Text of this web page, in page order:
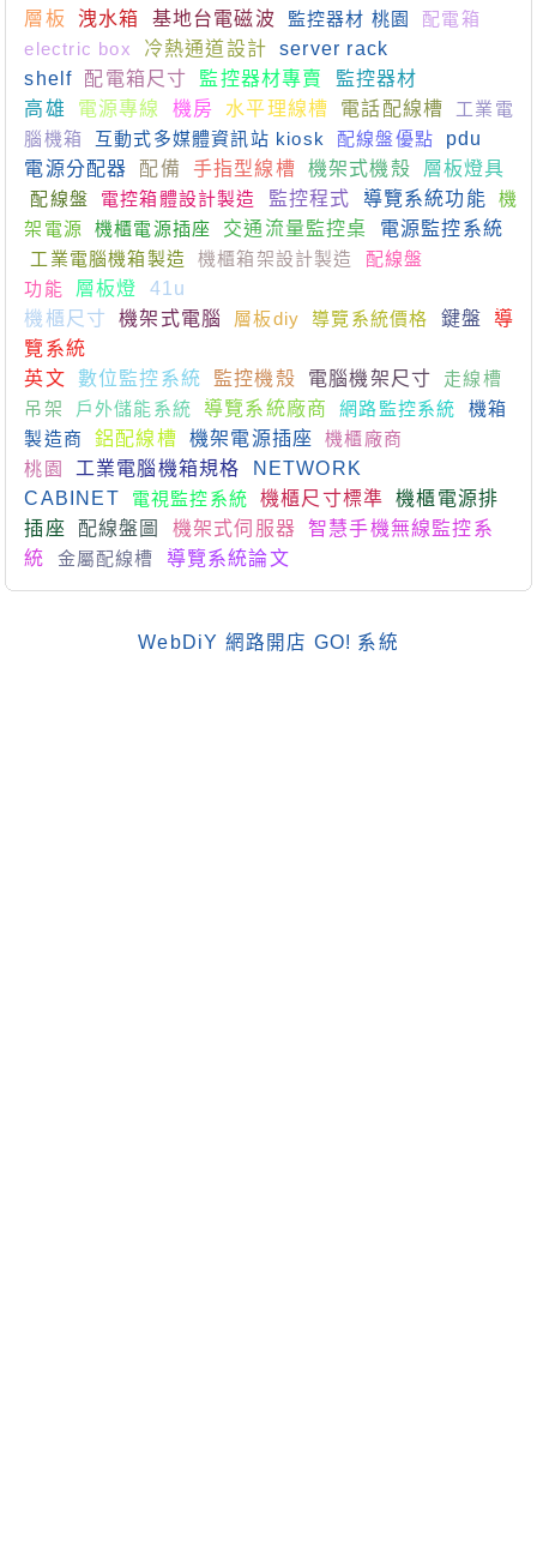
層板
洩水箱 基地台電磁波 監控器材 桃園
配電箱
electric box
冷熱通道設計
server rack
shelf
配電箱尺寸 監控器材專賣
監控器材
高雄
電源專線 機房 水平理線槽 電話配線槽
工業電
腦機箱
互動式多媒體資訊站 kiosk 配線盤優點
pdu
電源分配器
配備 手指型線槽 機架式機殼
層板燈具
配線盤
電控箱體設計製造 監控程式 導覽系統功能
機
架電源
機櫃電源插座 交通流量監控桌
電源監控系統
工業電腦機箱製造
機櫃箱架設計製造
配線盤
功能
層板燈
41u
機櫃尺寸
機架式電腦 層板diy 導覽系統價格 鍵盤
導
覽系統
英文
數位監控系統 監控機殼 電腦機架尺寸
走線槽
吊架
戶外儲能系統 導覽系統廠商 網路監控系統
機箱
製造商
鋁配線槽 機架電源插座
機櫃廠商
桃園
工業電腦機箱規格
NETWORK
CABINET
電視監控系統 機櫃尺寸標準
機櫃電源排
插座
配線盤圖 機架式伺服器
智慧手機無線監控系
統
金屬配線槽 導覽系統論文
WebDiY 網路開店 GO! 系統